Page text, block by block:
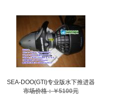
SEA-DOO(GTI)专业版水下推进器
市场价格：￥5100元